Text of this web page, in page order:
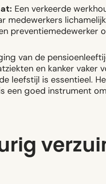
Een verkeerde
preventiemedewerker
van de
en kanker vaker
leefstijl is essentieel.
een goed instrument